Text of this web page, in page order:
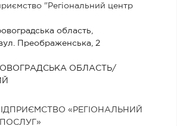
"Регіональний центр
область,
Преображенська, 2
ОБЛАСТЬ/
«РЕГІОНАЛЬНИЙ